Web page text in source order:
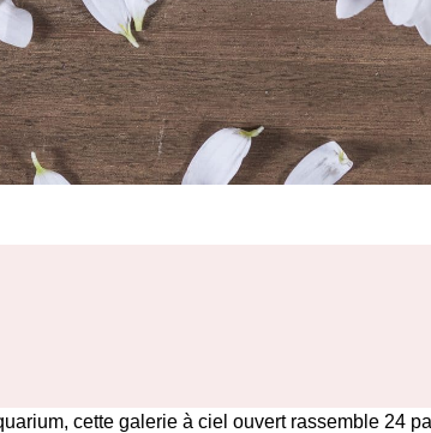
cette galerie à ciel ouvert rassemble 24